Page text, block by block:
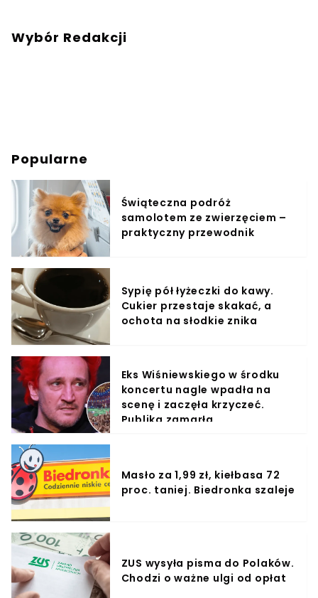
Wybór Redakcji
Popularne
Świąteczna podróż
samolotem ze zwierzęciem –
praktyczny przewodnik
Sypię pół łyżeczki do kawy.
Cukier przestaje skakać, a
ochota na słodkie znika
Eks Wiśniewskiego w środku
koncertu nagle wpadła na
scenę i zaczęła krzyczeć.
Publika zamarła
Masło za 1,99 zł, kiełbasa 72
proc. taniej. Biedronka szaleje
ZUS wysyła pisma do Polaków.
Chodzi o ważne ulgi od opłat